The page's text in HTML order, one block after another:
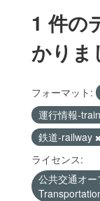
1 件の
かりま
フォーマット:
運行情報-
鉄道-railway
ライセンス:
公共交通オ